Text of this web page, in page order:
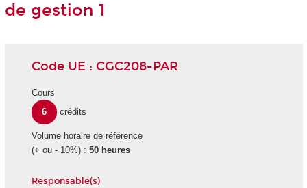
de gestion 1
Code UE : CGC208-PAR
Cours
6
crédits
Volume horaire de référence
(+ ou - 10%) : 50 heures
Responsable(s)